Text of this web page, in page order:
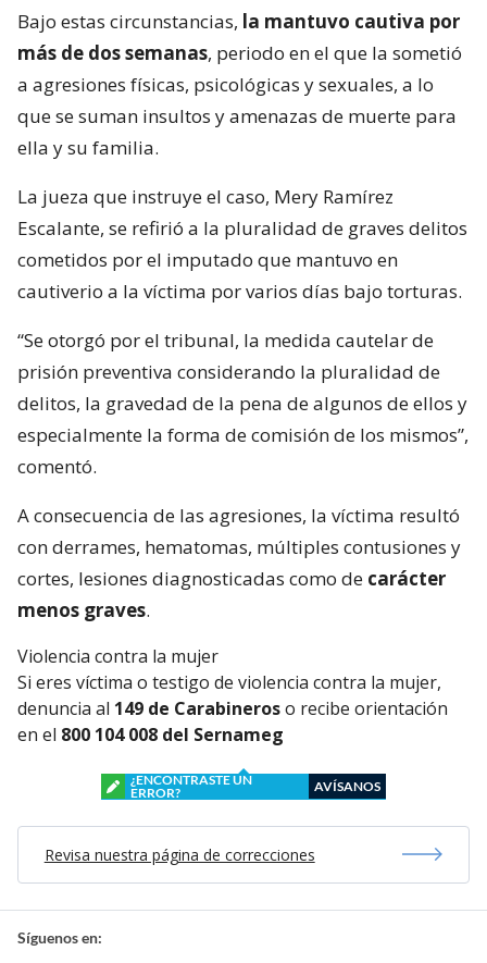
Bajo estas circunstancias, la mantuvo cautiva por
más de dos semanas, periodo en el que la sometió
a agresiones físicas, psicológicas y sexuales, a lo
que se suman insultos y amenazas de muerte para
ella y su familia.
La jueza que instruye el caso, Mery Ramírez
Escalante, se refirió a la pluralidad de graves delitos
cometidos por el imputado que mantuvo en
cautiverio a la víctima por varios días bajo torturas.
“Se otorgó por el tribunal, la medida cautelar de
prisión preventiva considerando la pluralidad de
delitos, la gravedad de la pena de algunos de ellos y
especialmente la forma de comisión de los mismos”,
comentó.
A consecuencia de las agresiones, la víctima resultó
con derrames, hematomas, múltiples contusiones y
cortes, lesiones diagnosticadas como de carácter
menos graves.
Violencia contra la mujer
Si eres víctima o testigo de violencia contra la mujer,
denuncia al 149 de Carabineroso recibe orientación
en el 800 104 008 del Sernameg
¿ENCONTRASTE UN
ERROR?
AVÍSANOS
Revisa nuestra página de correcciones
Síguenos en: